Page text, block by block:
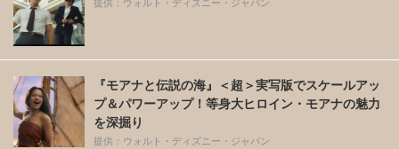
提供：ウォルト・ディズニー・ジャパン
『モアナと伝説の海』＜超＞実写版でスケールアッ
プ＆パワーアップ！等身大ヒロイン・モアナの魅力
を深掘り
提供：ウォルト・ディズニー・ジャパン